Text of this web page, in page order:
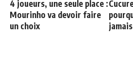
4 joueurs, une seule place :
Mourinho va devoir faire
un choix